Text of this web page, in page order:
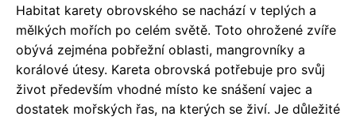
Habitat karety obrovského se nachází v teplých a
mělkých mořích po celém světě. Toto ohrožené zvíře
obývá zejména pobřežní oblasti, mangrovníky a
korálové útesy. Kareta obrovská potřebuje pro svůj
život především vhodné místo ke snášení vajec a
dostatek mořských řas, na kterých se živí. Je důležité